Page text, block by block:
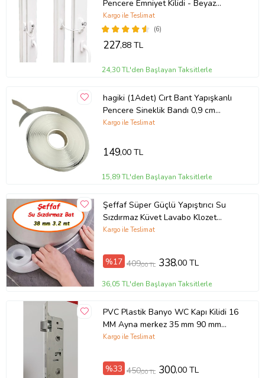
Pencere Emniyet Kilidi - Beyaz
(Karışık)
(6)
Kargo ile Teslimat
227,88 TL
24,30 TL'den Başlayan Taksitlerle
hagiki (1Adet) Cırt Bant Yapışkanlı
Pencere Sineklik Bandı 0,9 cm
Genişlik X 3.50cm Uzunluk (1Adet)
Kargo ile Teslimat
149,00 TL
15,89 TL'den Başlayan Taksitlerle
Şeffaf Süper Güçlü Yapıştırıcı Su
Sızdırmaz Küvet Lavabo Klozet
Banyo Mutfak Kenar Bant Küf
Kargo ile Teslimat
%17 409,00 TL 338,00 TL
36,05 TL'den Başlayan Taksitlerle
PVC Plastik Banyo WC Kapı Kilidi 16
MM Ayna merkez 35 mm 90 mm
merkez
Kargo ile Teslimat
%33 450,00 TL 300,00 TL